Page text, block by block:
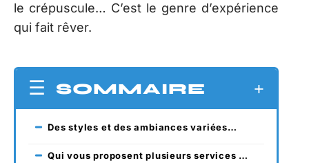
le crépuscule… C’est le genre d’expérience
qui fait rêver.
SOMMAIRE
Des styles et des ambiances variées…
Qui vous proposent plusieurs services …